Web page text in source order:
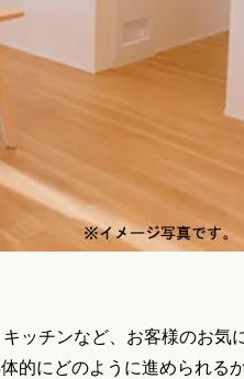
ッチンなど、お客様のお気
的にどのように進められる